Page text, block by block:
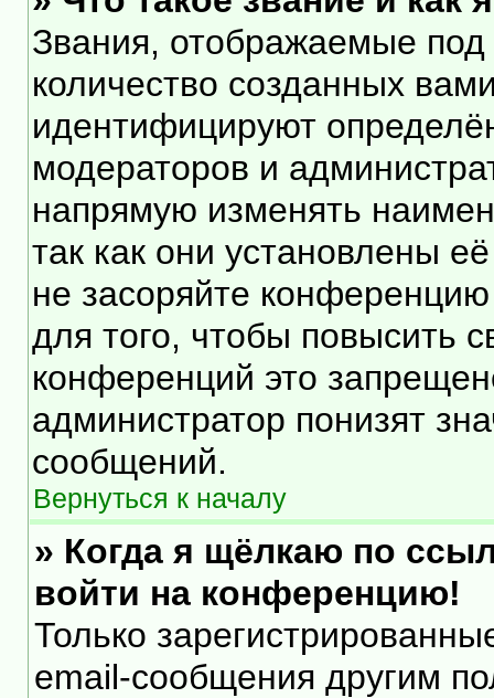
Звания, отображаемые
количество созданных
идентифицируют
модераторов и
напрямую изменять
так как они установлены
не засоряйте
для того, чтобы повысить
конференций это
администратор понизят
сообщений.
Вернуться к началу
» Когда я щёлкаю по
войти на конференцию!
Только
email-сообщения другим